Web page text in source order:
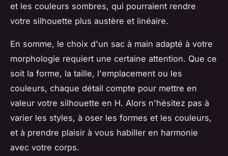
et les couleurs sombres, qui pourraient rendre
votre silhouette plus austère et linéaire.
En somme, le choix d'un sac à main adapté à votre
morphologie requiert une certaine attention. Que ce
soit la forme, la taille, l'emplacement ou les
couleurs, chaque détail compte pour mettre en
valeur votre silhouette en H. Alors n'hésitez pas à
varier les styles, à oser les formes et les couleurs,
et à prendre plaisir à vous habiller en harmonie
avec votre corps.